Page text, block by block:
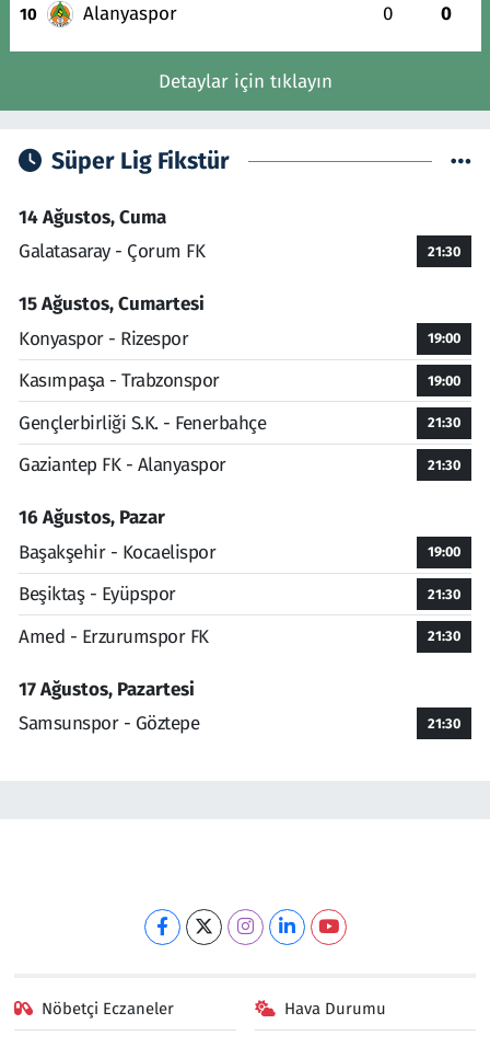
10 Alanyaspor 0 0
Detaylar için tıklayın
Süper Lig Fikstür
14 Ağustos, Cuma
Galatasaray - Çorum FK
21:30
15 Ağustos, Cumartesi
Konyaspor - Rizespor
19:00
Kasımpaşa - Trabzonspor 19:00
Gençlerbirliği S.K. - Fenerbahçe 21:30
Gaziantep FK - Alanyaspor 21:30
16 Ağustos, Pazar
Başakşehir - Kocaelispor
19:00
Beşiktaş - Eyüpspor 21:30
Amed - Erzurumspor FK 21:30
17 Ağustos, Pazartesi
Samsunspor - Göztepe
21:30
Nöbetçi Eczaneler Hava Durumu